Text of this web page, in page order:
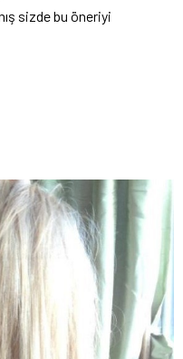
sizde bu öneriyi